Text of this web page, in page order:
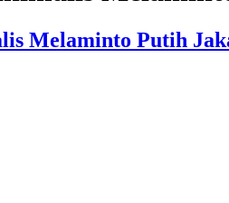
Melaminto Putih